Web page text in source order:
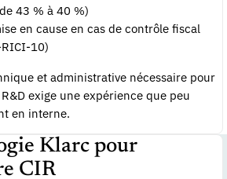
43 % à 40 %)
en cause en cas de contrôle fiscal
10)
et administrative nécessaire pour
exige une expérience que peu
en interne.
Klarc pour
CIR